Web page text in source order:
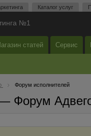
Каталог услуг
№1
статей Сервис
Форум исполнителей
Форум